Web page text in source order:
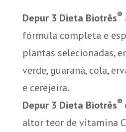
Depur 3 Dieta Biotrês®
fórmula completa e
plantas selecionadas,
verde, guaraná, cola,
e cerejeira.
Depur 3 Dieta Biotrês®
altor teor de vitamina